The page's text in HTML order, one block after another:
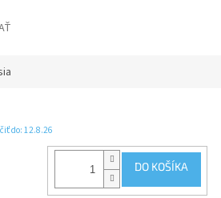
do: 12.8.26
DO KOŠÍKA